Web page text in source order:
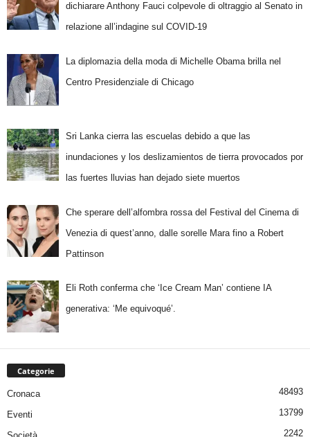
dichiarare Anthony Fauci colpevole di oltraggio al Senato in
relazione all’indagine sul COVID-19
La diplomazia della moda di Michelle Obama brilla nel
Centro Presidenziale di Chicago
Sri Lanka cierra las escuelas debido a que las
inundaciones y los deslizamientos de tierra provocados por
las fuertes lluvias han dejado siete muertos
Che sperare dell’alfombra rossa del Festival del Cinema di
Venezia di quest’anno, dalle sorelle Mara fino a Robert
Pattinson
Eli Roth conferma che ‘Ice Cream Man’ contiene IA
generativa: ‘Me equivoqué’.
Categorie
Cronaca 48493
Eventi 13799
2242